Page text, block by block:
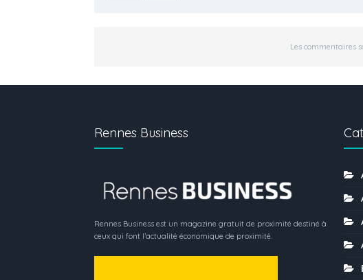
Les commentaires
Rennes Business
Rennes Business est un magazine gratuit de proximité destiné à
ceux qui font l’actualité économique de proximité.